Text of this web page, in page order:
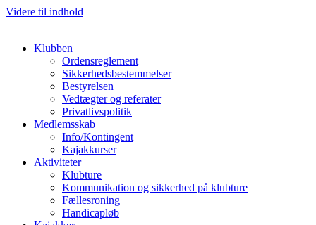
Videre til indhold
Klubben
Ordensreglement
Sikkerhedsbestemmelser
Bestyrelsen
Vedtægter og referater
Privatlivspolitik
Medlemsskab
Info/Kontingent
Kajakkurser
Aktiviteter
Klubture
Kommunikation og sikkerhed på klubture
Fællesroning
Handicapløb